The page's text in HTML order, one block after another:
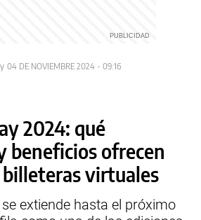
04 DE NOVIEMBRE 2024 - 09:16
2024: qué
beneficios ofrecen
billeteras virtuales
extiende hasta el próximo